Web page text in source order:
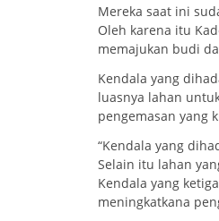
Mereka saat ini
Oleh karena itu
memajukan budi
Kendala yang
luasnya lahan
pengemasan yang
“Kendala yang
Selain itu lahan
Kendala yang
meningkatkana